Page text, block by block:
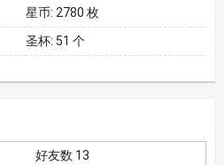
星币: 2780 枚
圣杯: 51 个
好友数 13